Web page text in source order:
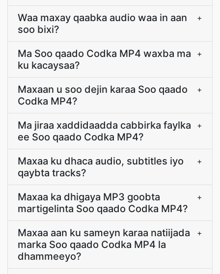
Waa maxay qaabka audio waa in aan
soo bixi?
+
Ma Soo qaado Codka MP4 waxba ma
ku kacaysaa?
+
Maxaan u soo dejin karaa Soo qaado
Codka MP4?
+
Ma jiraa xaddidaadda cabbirka faylka
ee Soo qaado Codka MP4?
+
Maxaa ku dhaca audio, subtitles iyo
qaybta tracks?
+
Maxaa ka dhigaya MP3 goobta
martigelinta Soo qaado Codka MP4?
+
Maxaa aan ku sameyn karaa natiijada
marka Soo qaado Codka MP4 la
dhammeeyo?
+